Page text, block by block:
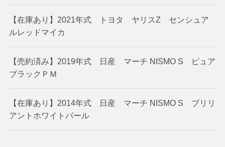
【在庫あり】2021年式 トヨタ ヤリスZ センシュア
ルレッドマイカ
【売約済み】2019年式 日産 マーチ NISMO S ピュア
ブラックＰＭ
【在庫あり】2014年式 日産 マーチ NISMO S ブリリ
アントホワイトパール